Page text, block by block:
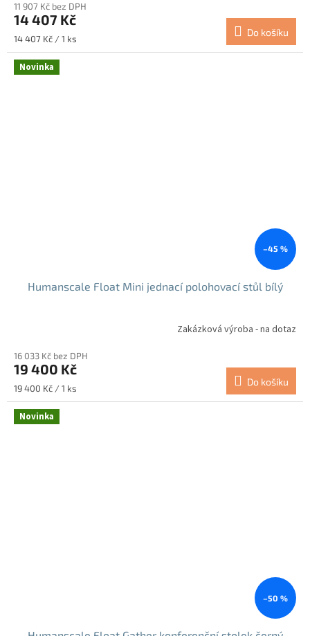
11 907 Kč bez DPH
14 407 Kč
Měrná
cena:
14 407 Kč / 1 ks
Do košíku
Novinka
–45 %
Humanscale Float Mini jednací polohovací stůl bílý
Zakázková výroba - na dotaz
16 033 Kč bez DPH
19 400 Kč
Měrná
cena:
19 400 Kč / 1 ks
Do košíku
Novinka
–50 %